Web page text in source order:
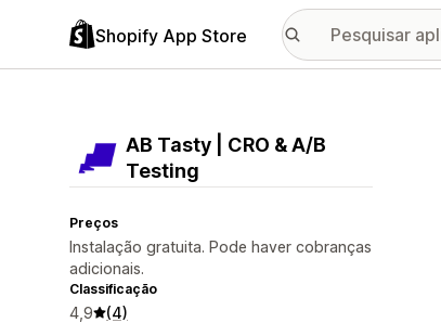
Shopify App Store
AB Tasty | CRO & A/B
Testing
Preços
Instalação gratuita. Pode haver cobranças
adicionais.
Classificação
4,9 (4)